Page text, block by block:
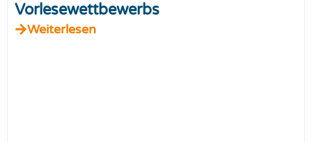
Vorlesewettbewerbs
Weiterlesen